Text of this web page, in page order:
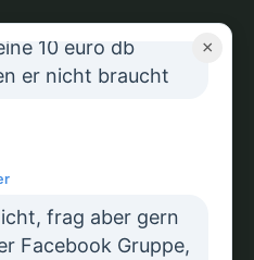
×
10 euro db
er nicht braucht
frag aber gern
Facebook Gruppe,